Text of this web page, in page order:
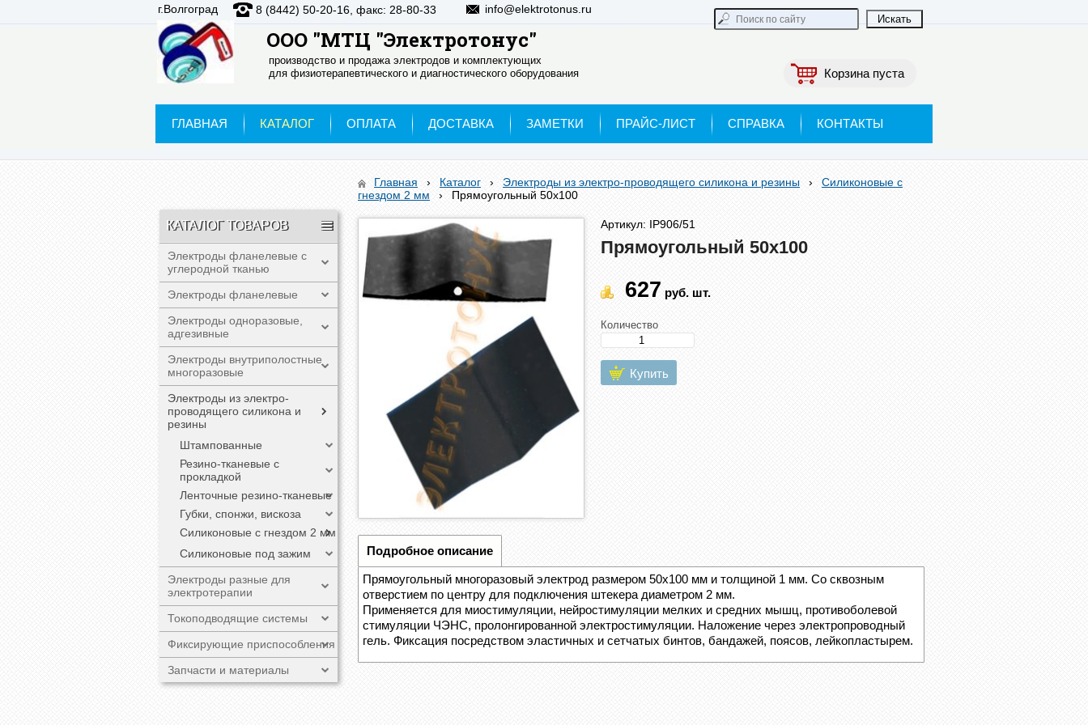
Корзина пуста
ООО "МТЦ "Электротонус"
производство и продажа электродов и комплектующих
для физиотерапевтического и диагностического оборудования
г.Волгоград 8 (8442) 50-20-16, факс: 28-80-33 info@elektrotonus.ru
ГЛАВНАЯ КАТАЛОГ ОПЛАТА ДОСТАВКА ЗАМЕТКИ ПРАЙС-ЛИСТ СПРАВКА КОНТАКТЫ
КАТАЛОГ ТОВАРОВ
Электроды фланелевые с
углеродной тканью
Электроды фланелевые
Электроды одноразовые,
адгезивные
Электроды внутриполостные
многоразовые
Электроды из электро-
проводящего силикона и
резины
Штампованные
Резино-тканевые с
прокладкой
Ленточные резино-тканевые
Губки, спонжи, вискоза
Силиконовые с гнездом 2 мм
Cиликоновые под зажим
Электроды разные для
электротерапии
Токоподводящие системы
Фиксирующие приспособления
Запчасти и материалы
Главная › Каталог › Электроды из электро-проводящего силикона и резины ›
Силиконовые с
гнездом 2 мм
› Прямоугольный 50х100
Артикул: IP906/51
Прямоугольный 50х100
627 руб. шт.
Количество
Купить
Подробное описание
Прямоугольный многоразовый электрод размером 50х100 мм и толщиной 1 мм. Со сквозным
отверстием по центру для подключения штекера диаметром 2 мм.
Применяется для миостимуляции, нейростимуляции мелких и средних мышц, противоболевой
стимуляции ЧЭНС, пролонгированной электростимуляции. Наложение через электропроводный
гель. Фиксация посредством эластичных и сетчатых бинтов, бандажей, поясов, лейкопластырем.